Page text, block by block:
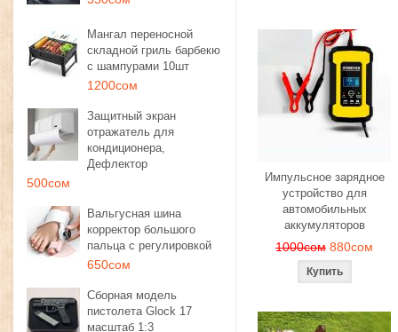
Мангал переносной
складной гриль барбекю
с шампурами 10шт
1200сом
Защитный экран
отражатель для
кондиционера,
Дефлектор
500сом
Вальгусная шина
корректор большого
пальца с регулировкой
650сом
Сборная модель
пистолета Glock 17
масштаб 1:3
Импульсное зарядное
устройство для
автомобильных
аккумуляторов
1000сом 880сом